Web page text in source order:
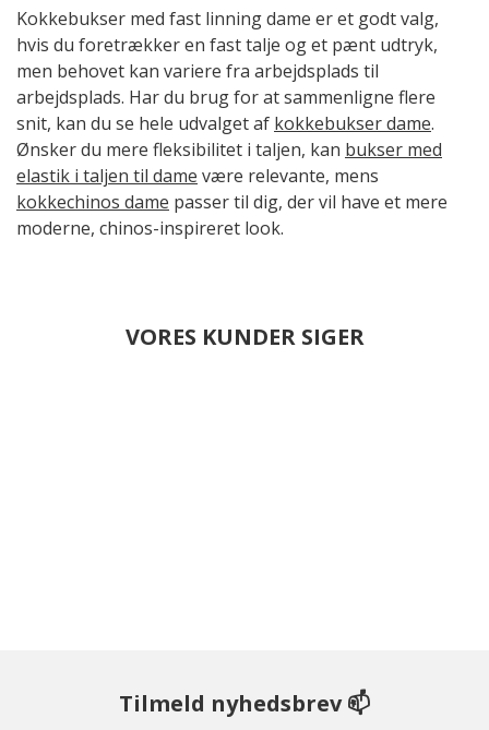
Kokkebukser med fast linning dame er et godt valg,
hvis du foretrækker en fast talje og et pænt udtryk,
men behovet kan variere fra arbejdsplads til
arbejdsplads. Har du brug for at sammenligne flere
snit, kan du se hele udvalget af kokkebukser dame.
Ønsker du mere fleksibilitet i taljen, kan bukser med
elastik i taljen til dame være relevante, mens
kokkechinos dame passer til dig, der vil have et mere
moderne, chinos-inspireret look.
VORES KUNDER SIGER
Tilmeld nyhedsbrev 📫